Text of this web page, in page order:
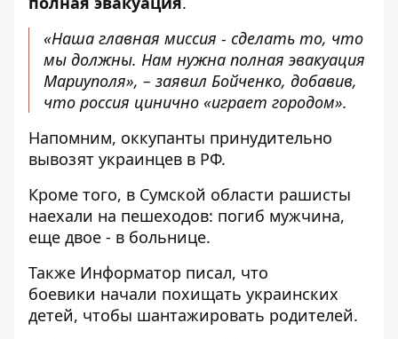
«Наша главная миссия - сделать то, что
мы должны. Нам нужна полная эвакуация
Мариуполя», – заявил Бойченко, добавив,
что россия цинично «играет городом».
Напомним, оккупанты принудительно
вывозят украинцев в РФ.
Кроме того, в Сумской области рашисты
наехали на пешеходов: погиб мужчина,
еще двое - в больнице.
Также Информатор писал, что
боевики начали похищать украинских
детей, чтобы шантажировать родителей.